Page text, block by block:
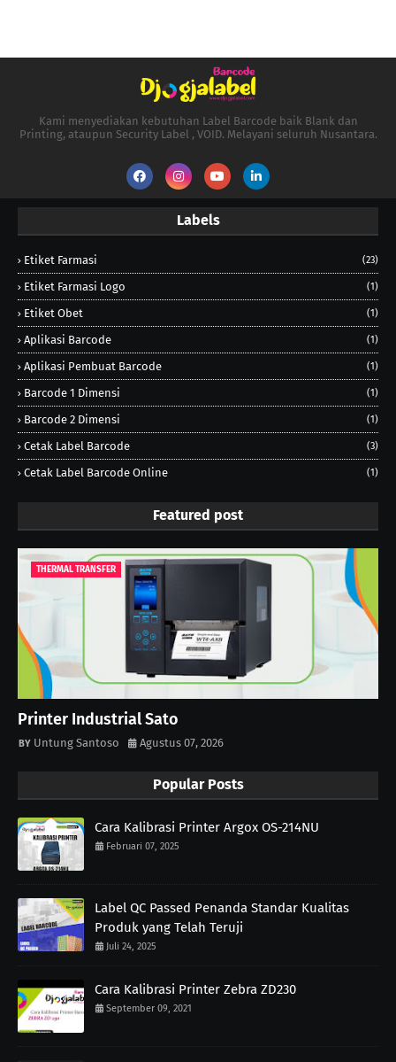
Kami menyediakan kebutuhan Label Barcode baik Blank dan
Printing, ataupun Security Label , VOID. Melayani seluruh Nusantara.
Labels
Etiket Farmasi (23)
Etiket Farmasi Logo (1)
Etiket Obet (1)
Aplikasi Barcode (1)
Aplikasi Pembuat Barcode (1)
Barcode 1 Dimensi (1)
Barcode 2 Dimensi (1)
Cetak Label Barcode (3)
Cetak Label Barcode Online (1)
Featured post
THERMAL TRANSFER
Printer Industrial Sato
Untung Santoso Agustus 07, 2026
Popular Posts
Cara Kalibrasi Printer Argox OS-214NU
Februari 07, 2025
Label QC Passed Penanda Standar Kualitas
Produk yang Telah Teruji
Juli 24, 2025
Cara Kalibrasi Printer Zebra ZD230
September 09, 2021